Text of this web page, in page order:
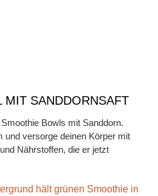
MIT SANDDORNSAFT
Bowls mit Sanddorn.
und versorge deinen Körper mit
Nährstoffen, die er jetzt